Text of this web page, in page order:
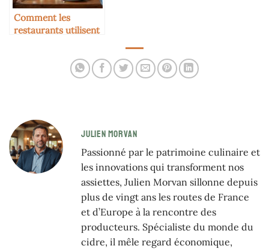
Comment les
restaurants utilisent
JULIEN MORVAN
Passionné par le patrimoine culinaire et
les innovations qui transforment nos
assiettes, Julien Morvan sillonne depuis
plus de vingt ans les routes de France
et d’Europe à la rencontre des
producteurs. Spécialiste du monde du
cidre, il mêle regard économique,